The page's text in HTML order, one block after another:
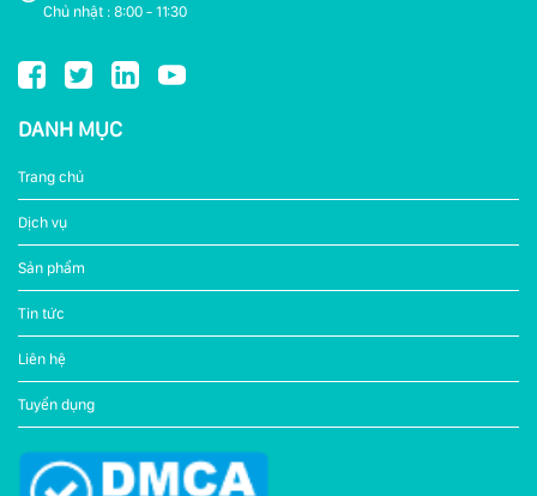
Chủ nhật : 8:00 - 11:30
DANH MỤC
Trang chủ
Dịch vụ
Sản phẩm
Tin tức
Liên hệ
Tuyển dụng